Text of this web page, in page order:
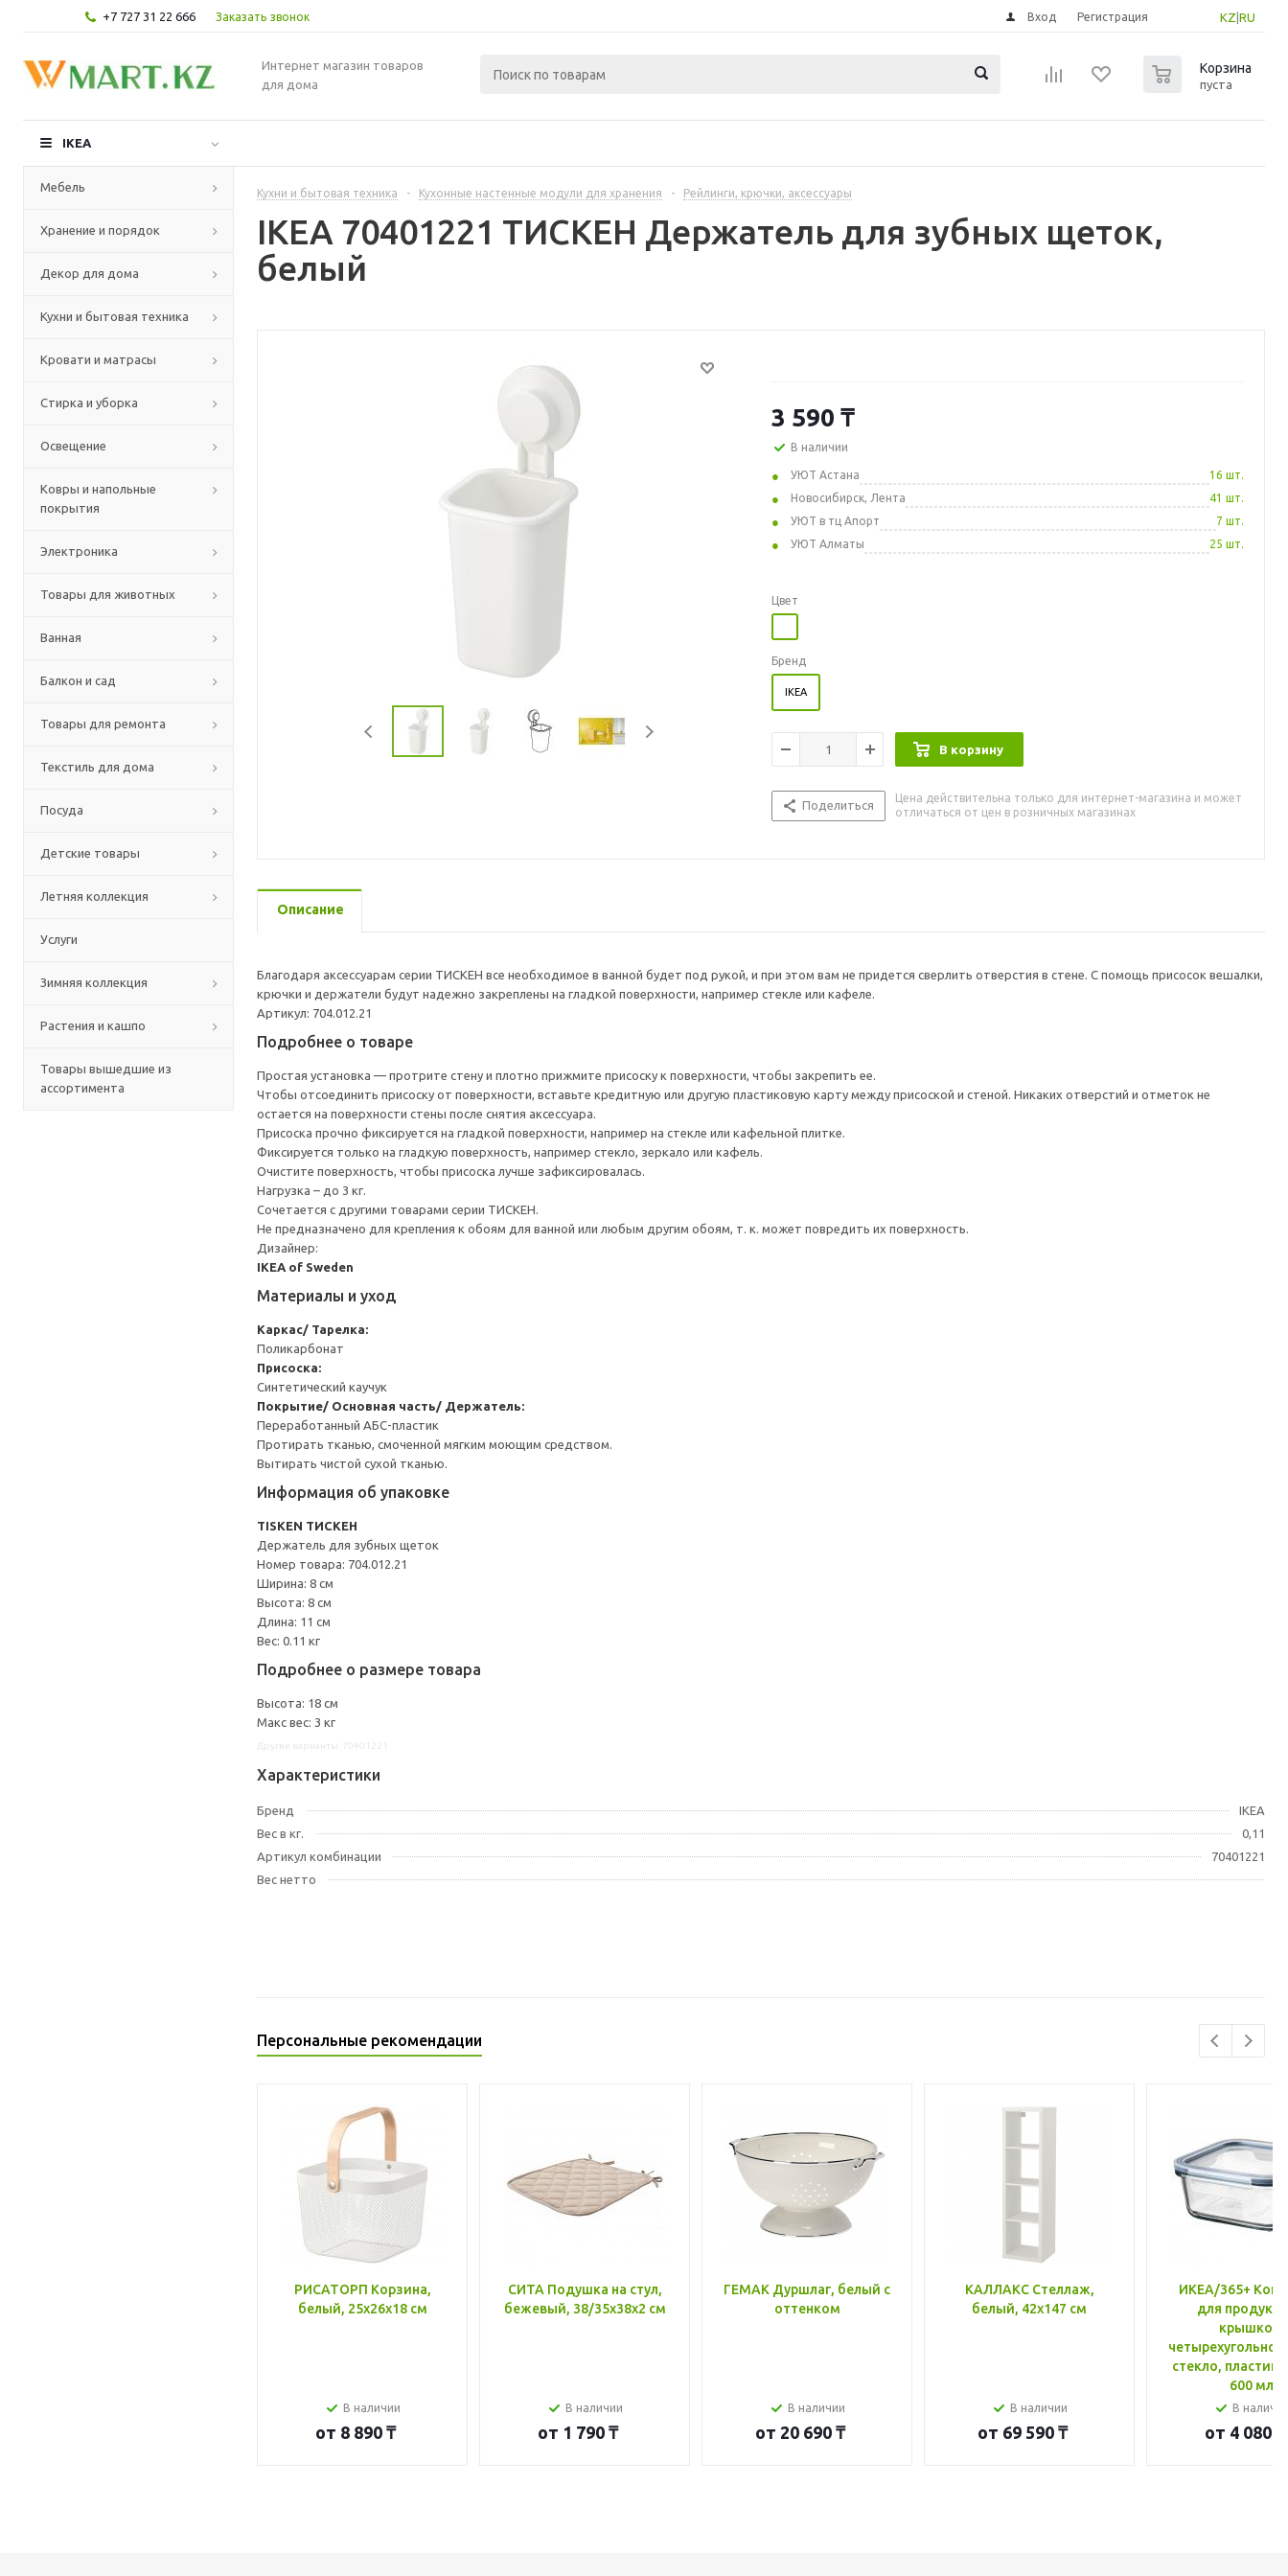
+7 727 31 22 666 Заказать звонок KZ RU
Вход Регистрация
Интернет магазин товаров
для дома
Корзина
пуста
IKEA
Мебель
Хранение и порядок
Декор для дома
Кухни и бытовая техника
Кровати и матрасы
Стирка и уборка
Освещение
Ковры и напольные
покрытия
Электроника
Товары для животных
Ванная
Балкон и сад
Товары для ремонта
Текстиль для дома
Посуда
Детские товары
Летняя коллекция
Услуги
Зимняя коллекция
Растения и кашпо
Товары вышедшие из
ассортимента
Кухни и бытовая техника - Кухонные настенные модули для хранения - Рейлинги, крючки, аксессуары
IKEA 70401221 ТИСКЕН Держатель для зубных щеток,
белый
3 590 ₸
В наличии
УЮТ Астана
16 шт.
Новосибирск, Лента
41 шт.
УЮТ в тц Апорт
7 шт.
УЮТ Алматы
25 шт.
Цвет
Бренд
IKEA
В корзину
Поделиться
Цена действительна только для интернет-магазина и может
отличаться от цен в розничных магазинах
Описание
Благодаря аксессуарам серии ТИСКЕН все необходимое в ванной будет под рукой, и при этом вам не придется сверлить отверстия в стене. С помощь присосок вешалки,
крючки и держатели будут надежно закреплены на гладкой поверхности, например стекле или кафеле.
Артикул: 704.012.21
Подробнее о товаре
Простая установка — протрите стену и плотно прижмите присоску к поверхности, чтобы закрепить ее.
Чтобы отсоединить присоску от поверхности, вставьте кредитную или другую пластиковую карту между присоской и стеной. Никаких отверстий и отметок не
остается на поверхности стены после снятия аксессуара.
Присоска прочно фиксируется на гладкой поверхности, например на стекле или кафельной плитке.
Фиксируется только на гладкую поверхность, например стекло, зеркало или кафель.
Очистите поверхность, чтобы присоска лучше зафиксировалась.
Нагрузка – до 3 кг.
Сочетается с другими товарами серии ТИСКЕН.
Не предназначено для крепления к обоям для ванной или любым другим обоям, т. к. может повредить их поверхность.
Дизайнер:
IKEA of Sweden
Материалы и уход
Каркас/ Тарелка:
Поликарбонат
Присоска:
Синтетический каучук
Покрытие/ Основная часть/ Держатель:
Переработанный АБС-пластик
Протирать тканью, смоченной мягким моющим средством.
Вытирать чистой сухой тканью.
Информация об упаковке
TISKEN ТИСКЕН
Держатель для зубных щеток
Номер товара: 704.012.21
Ширина: 8 см
Высота: 8 см
Длина: 11 см
Вес: 0.11 кг
Подробнее о размере товара
Высота: 18 см
Макс вес: 3 кг
Характеристики
Бренд
IKEA
Вес в кг.
0,11
Артикул комбинации
70401221
Вес нетто
Персональные рекомендации
РИСАТОРП Корзина,
белый, 25x26x18 см
В наличии
от 8 890 ₸
СИТА Подушка на стул,
бежевый, 38/35x38x2 см
В наличии
от 1 790 ₸
ГЕМАК Дуршлаг, белый с
оттенком
В наличии
от 20 690 ₸
КАЛЛАКС Стеллаж,
белый, 42x147 см
В наличии
от 69 590 ₸
ИКЕА/365+
для
крышкой,
стекло, пластик
600 мл
В
от 4 080 ₸